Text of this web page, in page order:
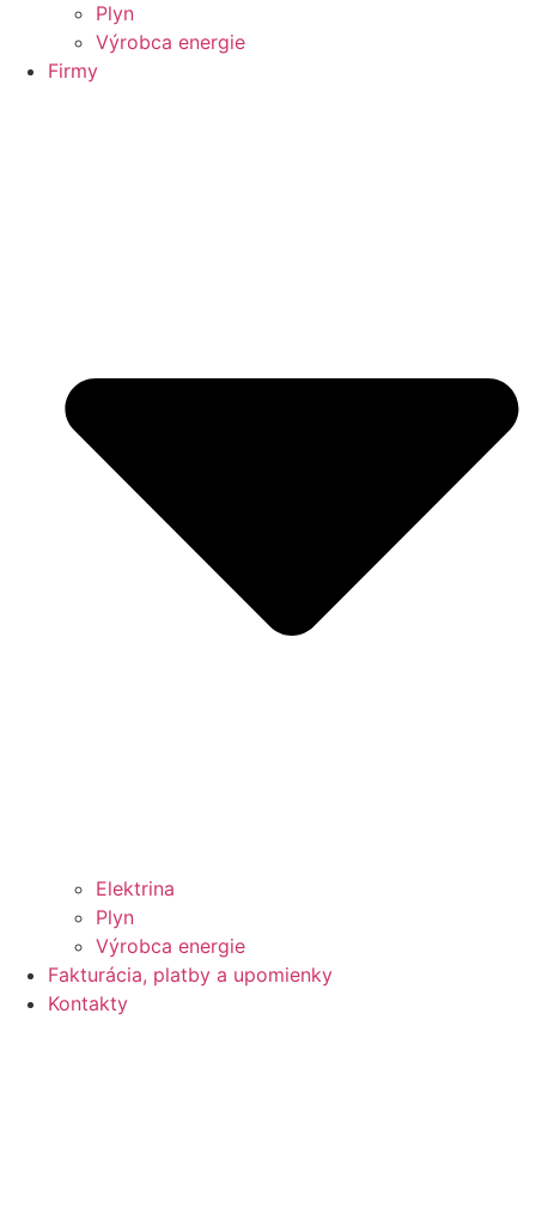
Plyn
Výrobca energie
Firmy
Elektrina
Plyn
Výrobca energie
Fakturácia, platby a upomienky
Kontakty